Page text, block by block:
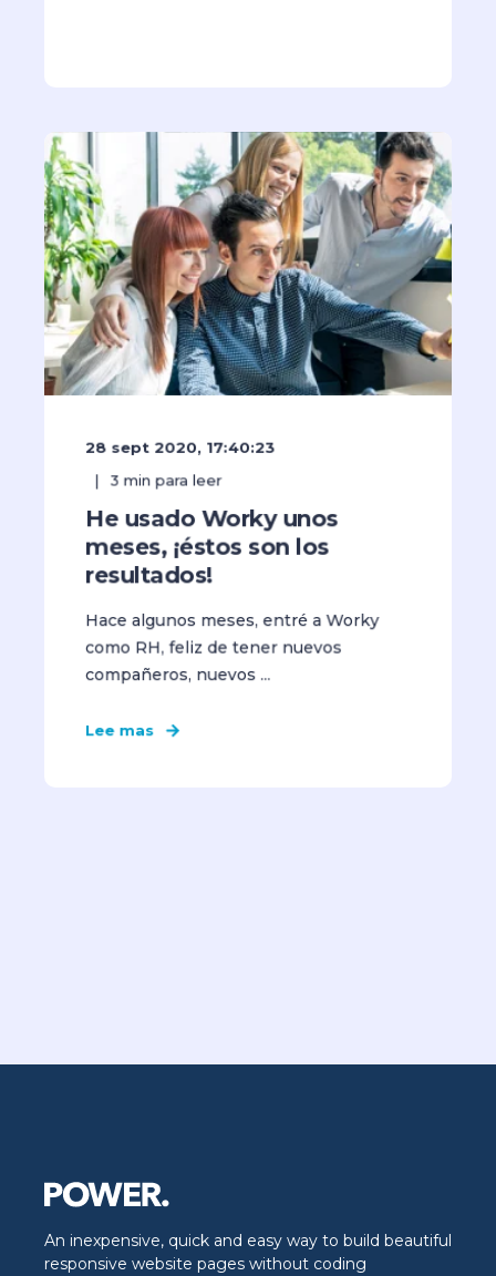
28 sept 2020, 17:40:23
3 min para leer
He usado Worky unos
meses, ¡éstos son los
resultados!
Hace algunos meses, entré a Worky
como RH, feliz de tener nuevos
compañeros, nuevos ...
Lee mas
An inexpensive, quick and easy way to build beautiful
responsive website pages without coding